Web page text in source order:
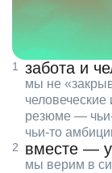
забота и
мы не
резюме —
чьи‑то
вместе —
мы верим в